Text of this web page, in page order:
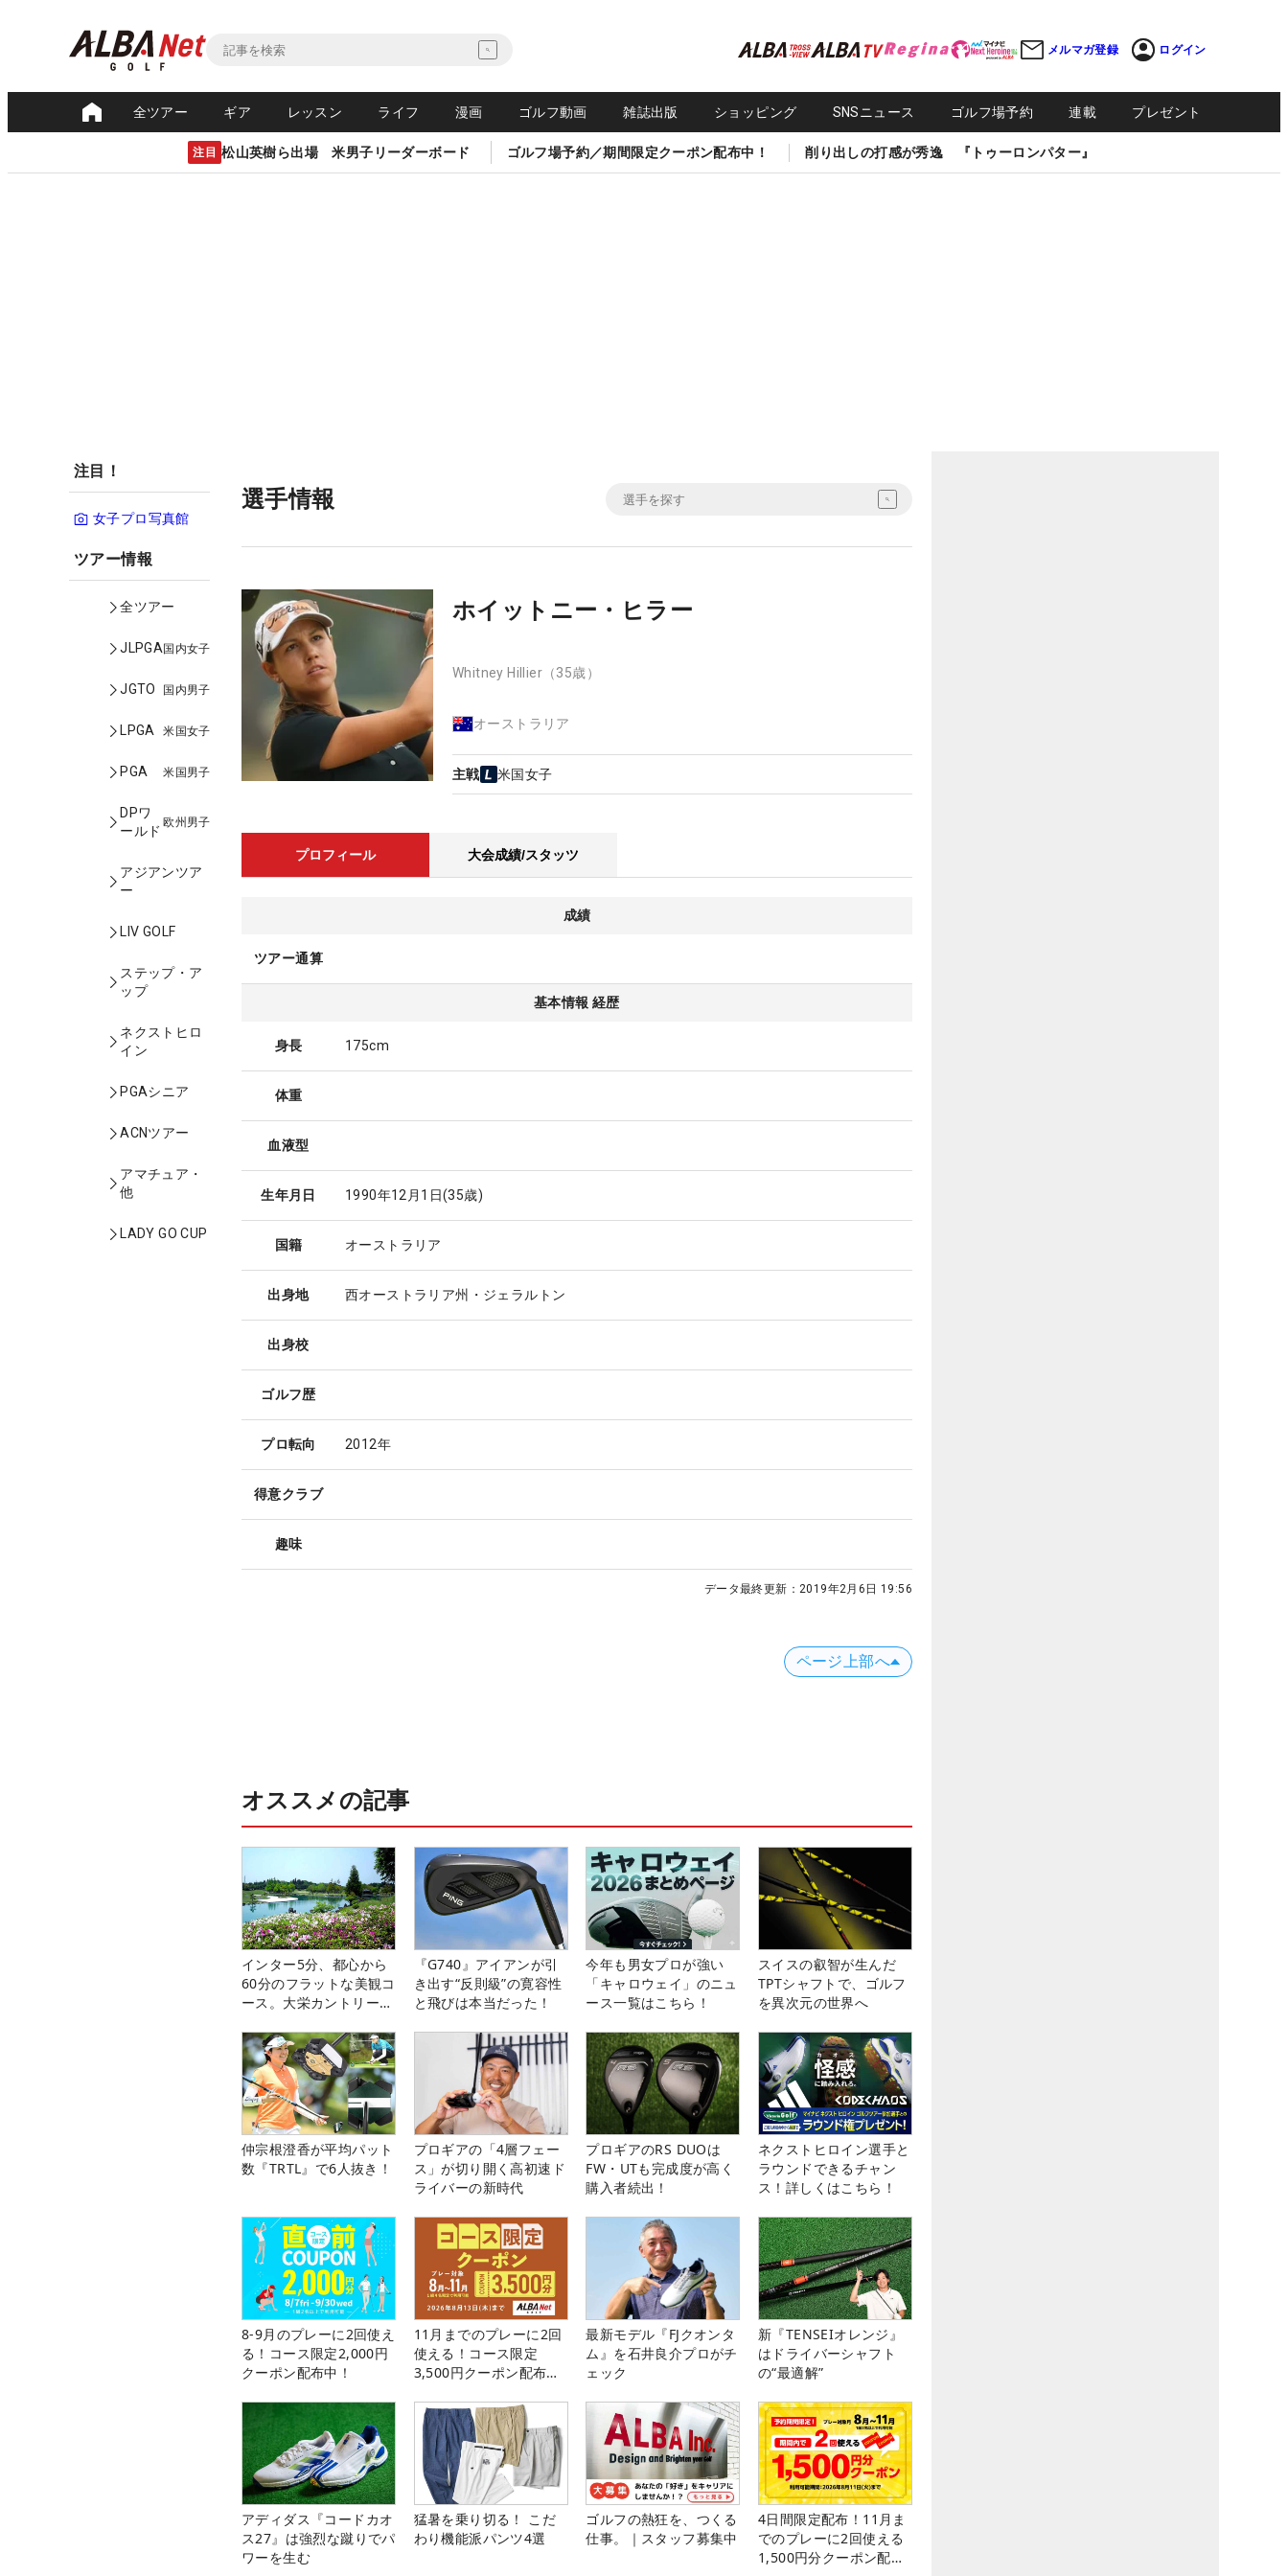
メルマガ登録 ログイン
全ツアー ギア レッスン ライフ 漫画 ゴルフ動画 雑誌出版 ショッピング SNSニュース ゴルフ場予約 連載 プレゼント
注目 松山英樹ら出場 米男子リーダーボード ゴルフ場予約／期間限定クーポン配布中！ 削り出しの打感が秀逸 『トゥーロンパター』
注目！
女子プロ写真館
ツアー情報
全ツアー
JLPGA国内女子
JGTO 国内男子
LPGA 米国女子
PGA 米国男子
DPワ
ールド
欧州男子
アジアンツア
ー
LIV GOLF
ステップ・ア
ップ
ネクストヒロ
イン
PGAシニア
ACNツアー
アマチュア・
他
LADY GO CUP
選手情報
ホイットニー・ヒラー
Whitney Hillier （35歳）
オーストラリア
主戦 米国女子
プロフィール 大会成績/スタッツ
成績
ツアー通算
基本情報 経歴
身長 175cm
体重
血液型
生年月日 1990年12月1日(35歳)
国籍 オーストラリア
出身地 西オーストラリア州・ジェラルトン
出身校
ゴルフ歴
プロ転向 2012年
得意クラブ
趣味
データ最終更新： 2019年2月6日 19:56
ページ上部へ
オススメの記事
インター5分、都心から
60分のフラットな美観コ
ース。大栄カントリー俱
『G740』アイアンが引
き出す“反則級”の寛容性
と飛びは本当だった！
今年も男女プロが強い
「キャロウェイ」のニュ
ース一覧はこちら！
スイスの叡智が生んだ
TPTシャフトで、ゴルフ
を異次元の世界へ
仲宗根澄香が平均パット
数『TRTL』で6人抜き！
プロギアの「4層フェー
ス」が切り開く高初速ド
ライバーの新時代
プロギアのRS DUOは
FW・UTも完成度が高く
購入者続出！
ネクストヒロイン選手と
ラウンドできるチャン
ス！詳しくはこちら！
8-9月のプレーに2回使え
る！コース限定2,000円
クーポン配布中！
11月までのプレーに2回
使える！コース限定
3,500円クーポン配布
最新モデル『FJクオンタ
ム』を石井良介プロがチ
ェック
新『TENSEIオレンジ』
はドライバーシャフト
の“最適解”
アディダス『コードカオ
ス27』は強烈な蹴りでパ
ワーを生む
猛暑を乗り切る！ こだ
わり機能派パンツ4選
ゴルフの熱狂を、つくる
仕事。｜スタッフ募集中
4日間限定配布！11月ま
でのプレーに2回使える
1,500円分クーポン配布